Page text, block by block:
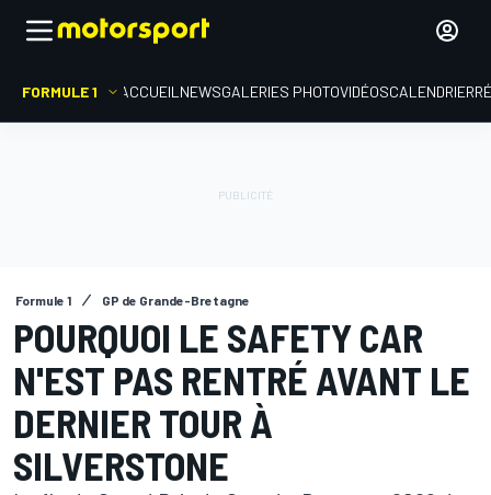
FORMULE 1 ACCUEIL NEWSGALERIES PHOTOVIDÉOSCALENDRIER
Formule 1 GP de Grande-Bretagne
POURQUOI LE SAFETY CAR
N'EST PAS RENTRÉ AVANT LE
DERNIER TOUR À
SILVERSTONE